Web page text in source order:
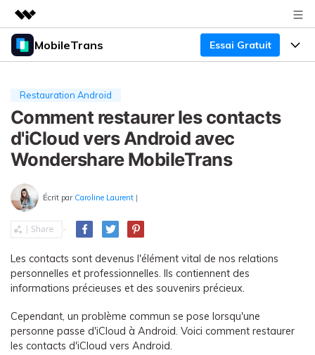
Produits phares
Utilité
Aperçu
Solutions
À propos
Actualités
Boutique
Support
MobileTrans Essai Gratuit
Bureau
Mobile
Fonctionnalités
Fonctionnalités
Ressources
Transfert de Données Téléphone
Sauvegarde & Restauration
Gestionnaire WhatsApp
Transfert d'autres Applications
EXPLOREZ PLUS DE SUJETS
Prix
Tarifs pour Windows
Tarifs pour App
Plan Business
Plan Éducation
Centre d'aide
Concours & Événements
Tutoriel
Assistance
TÉLÉCHARGER
Restauration Android
Comment restaurer les contacts
d'iCloud vers Android avec
Wondershare MobileTrans
Écrit par Caroline Laurent |
Les contacts sont devenus l'élément vital de nos relations
personnelles et professionnelles. Ils contiennent des
informations précieuses et des souvenirs précieux.
Cependant, un problème commun se pose lorsqu'une
personne passe d'iCloud à Android. Voici comment restaurer
les contacts d'iCloud vers Android.